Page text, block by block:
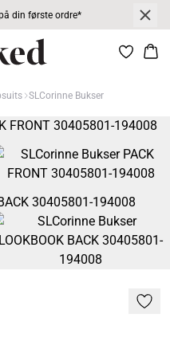
din første ordre*
SLCorinne Bukser